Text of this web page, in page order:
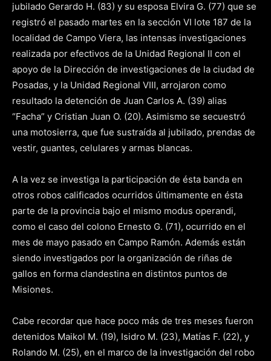
jubilado Gerardo H. (83) y su esposa Elvira G. (77) que se
registró el pasado martes en la sección VI lote 187 de la
localidad de Campo Viera, las intensas investigaciones
realizada por efectivos de la Unidad Regional II con el
apoyo de la Dirección de investigaciones de la ciudad de
Posadas, y la Unidad Regional VIII, arrojaron como
resultado la detención de Juan Carlos A. (39) alias
“Facha” y Cristian Juan O. (20). Asimismo se secuestró
una motosierra, que fue sustraída al jubilado, prendas de
vestir, guantes, celulares y armas blancas.
A la vez se investiga la participación de ésta banda en
otros robos calificados ocurridos últimamente en ésta
parte de la provincia bajo el mismo modus operandi,
como el caso del colono Ernesto G. (71), ocurrido en el
mes de mayo pasado en Campo Ramón. Además están
siendo investigados por la organización de riñas de
gallos en forma clandestina en distintos puntos de
Misiones.
Cabe recordar que hace poco más de tres meses fueron
detenidos Maikol M. (19), Isidro M. (23), Matías F. (22), y
Rolando M. (25), en el marco de la investigación del robo